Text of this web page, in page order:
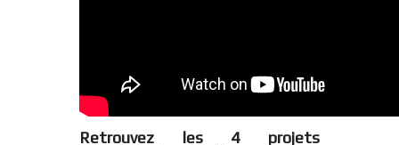
Retrouvez les 4 projets